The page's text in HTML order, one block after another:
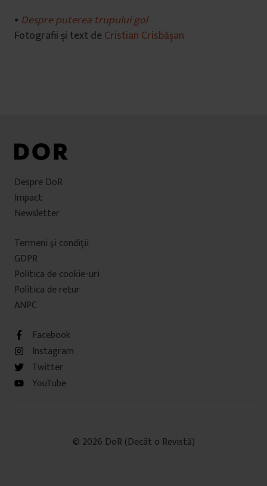
• Despre puterea trupului gol
Fotografii și text de Cristian Crisbășan
Despre DoR
Impact
Newsletter
Termeni şi condiţii
GDPR
Politica de cookie-uri
Politica de retur
ANPC
Facebook
Instagram
Twitter
YouTube
© 2026 DoR (Decât o Revistă)